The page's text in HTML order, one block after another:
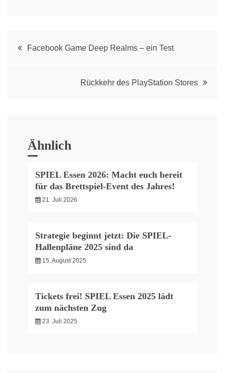
PostFacebook Game Deep Realms – ein Test
Rückkehr des PlayStation Stores
Ähnlich
SPIEL Essen 2026: Macht euch bereit
für das Brettspiel-Event des Jahres!
21. Juli 2026
Strategie beginnt jetzt: Die SPIEL-
Hallenpläne 2025 sind da
15. August 2025
Tickets frei! SPIEL Essen 2025 lädt
zum nächsten Zug
23. Juli 2025